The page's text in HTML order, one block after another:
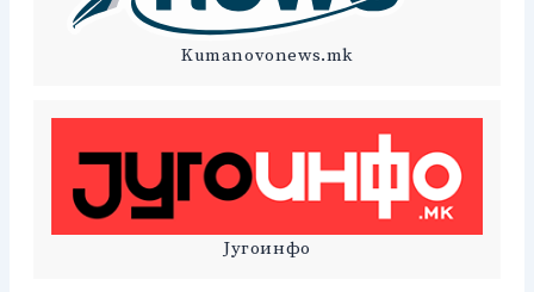
Kumanovonews.mk
Југоинфо